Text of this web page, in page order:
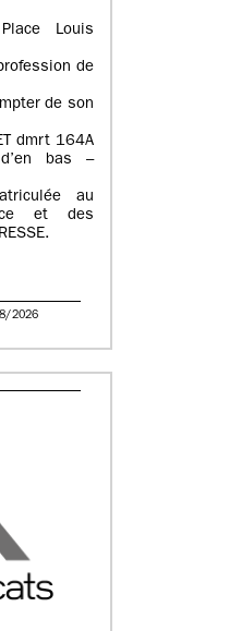
Louis
de
de son
dmrt 164A
bas –
au
et des
2026